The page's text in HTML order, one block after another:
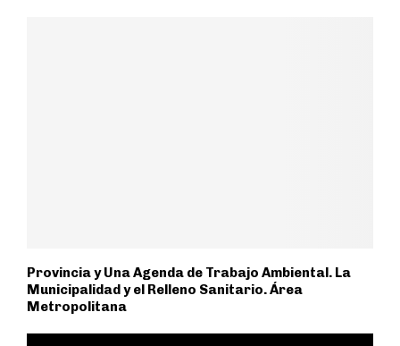
Provincia y Una Agenda de Trabajo Ambiental. La
Municipalidad y el Relleno Sanitario. Área
Metropolitana